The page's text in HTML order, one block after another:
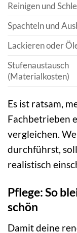
Reinigen und
Spachteln und
Lackieren oder
Stufenaustausch
(Materialkosten)
Es ist ratsam,
Fachbetrieben
vergleichen.
durchführst,
realistisch
Pflege: So
schön
Damit deine